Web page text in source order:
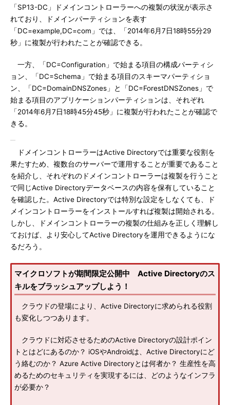
「SP13-DC」ドメインコントローラーへの複製の状況が表示さ
れており、ドメインパーティションを表す
「DC=example,DC=com」では、「2014年6月7日18時55分29
秒」に複製が行われたことが確認できる。
一方、「DC=Configuration」で始まる項目の構成パーティシ
ョン、「DC=Schema」で始まる項目のスキーマパーティショ
ン、「DC=DomainDNSZones」と「DC=ForestDNSZones」で
始まる項目のアプリケーションパーティションは、それぞれ
「2014年6月7日18時45分45秒」に複製が行われたことが確認で
きる。
ドメインコントローラーはActive Directoryでは重要な役割を
果たすため、複数台のサーバーで運用することが重要であること
を紹介し、それぞれのドメインコントローラーは複製を行うこと
で同じActive Directoryデータベースの内容を保有していること
を確認した。Active Directoryでは特別な設定をしなくても、ド
メインコントローラーをインストールすれば複製は開始される。
しかし、ドメインコントローラーの複製の仕組みを正しく理解し
ておけば、より安心してActive Directoryを運用できるようにな
るだろう。
マイクロソフトが期間限定公開中 Active Directoryのス
キルをブラッシュアップしよう！
クラウドの登場により、Active Directoryに求められる役割
も変化しつつあります。
クラウドに対応させるためのActive Directoryの設計ポイン
トとはどにあるのか？ iOSやAndroidは、Active Directoryにど
う絡むのか？ Azure Active Directoryとは何者か？ 生産性を高
めるためのセキュリティを実現するには、どのようなインフラ
が必要か？